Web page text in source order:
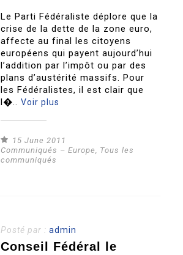
Le Parti Fédéraliste déplore que la
crise de la dette de la zone euro,
affecte au final les citoyens
européens qui payent aujourd’hui
l’addition par l’impôt ou par des
plans d’austérité massifs. Pour
les Fédéralistes, il est clair que
l�..Voir plus
15 June 2011
Communiqués – Europe, Tous les
communiqués
Posté par :admin
Conseil Fédéral le